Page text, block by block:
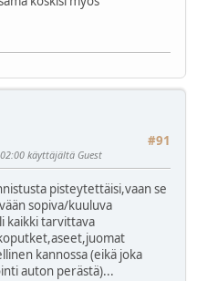
#91
käyttäjältä Guest
pisteytettäisi,vaan se
sopiva/kuuluva
kaikki tarvittava
kannossa (eikä joka
auton perästä)...